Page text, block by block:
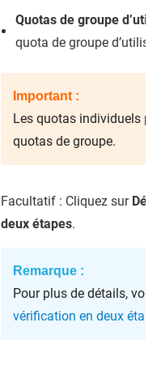
Quotas de groupe
quota de groupe
Important :
Les quotas individuels
quotas de groupe.
Facultatif : Cliquez sur
deux étapes.
Remarque :
Pour plus de détails, voir
vérification en deux